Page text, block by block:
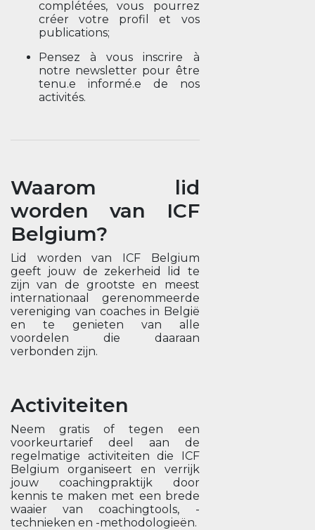
complétées, vous pourrez
créer votre profil et vos
publications;
Pensez à vous inscrire à
notre newsletter pour être
tenu.e informé.e de nos
activités.
Waarom lid
worden van ICF
Belgium?
Lid worden van ICF Belgium
geeft jouw de zekerheid lid te
zijn van de grootste en meest
internationaal gerenommeerde
vereniging van coaches in België
en te genieten van alle
voordelen die daaraan
verbonden zijn.
Activiteiten
Neem gratis of tegen een
voorkeurtarief deel aan de
regelmatige activiteiten die ICF
Belgium organiseert en verrijk
jouw coachingpraktijk door
kennis te maken met een brede
waaier van coachingtools, -
technieken en -methodologieën.